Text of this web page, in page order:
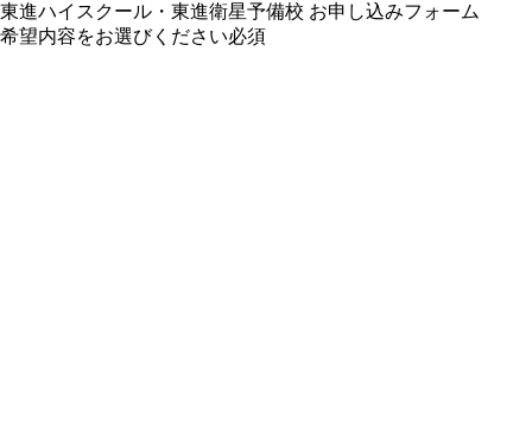
東進ハイスクール・東進衛星予備校 お申し込みフォーム
希望内容をお選びください必須